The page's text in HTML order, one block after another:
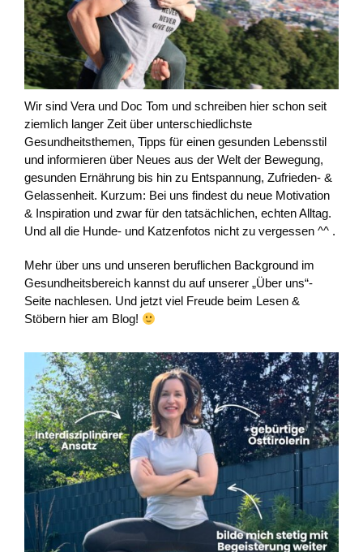
Wir sind Vera und Doc Tom und schreiben hier schon seit
ziemlich langer Zeit über unterschiedlichste
Gesundheitsthemen, Tipps für einen gesunden Lebensstil
und informieren über Neues aus der Welt der Bewegung,
gesunden Ernährung bis hin zu Entspannung, Zufrieden- &
Gelassenheit. Kurzum: Bei uns findest du neue Motivation
& Inspiration und zwar für den tatsächlichen, echten Alltag.
Und all die Hunde- und Katzenfotos nicht zu vergessen ^^ .
Mehr über uns und unseren beruflichen Background im
Gesundheitsbereich kannst du auf unserer „Über uns“-
Seite nachlesen. Und jetzt viel Freude beim Lesen &
Stöbern hier am Blog!